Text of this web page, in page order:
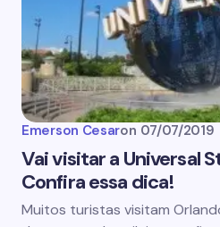
Emerson Cesaron 07/07/2019
Vai visitar a Universal
Confira essa dica!
Muitos turistas visitam